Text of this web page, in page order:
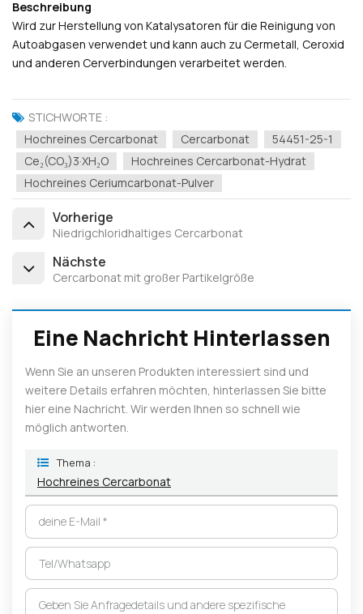
Beschreibung
Wird zur Herstellung von Katalysatoren für die Reinigung von
Autoabgasen verwendet und kann auch zu Cermetall, Ceroxid
und anderen Cerverbindungen verarbeitet werden.
STICHWORTE :
Hochreines Cercarbonat
Cercarbonat
54451-25-1
Ce₂(CO₃)3·xH₂O
Hochreines Cercarbonat-Hydrat
Hochreines Ceriumcarbonat-Pulver
Vorherige
Niedrigchloridhaltiges Cercarbonat
Nächste
Cercarbonat mit großer Partikelgröße
Eine Nachricht Hinterlassen
Wenn Sie an unseren Produkten interessiert sind und
weitere Details erfahren möchten, hinterlassen Sie bitte
hier eine Nachricht. Wir werden Ihnen so schnell wie
möglich antworten.
Thema :
Hochreines Cercarbonat